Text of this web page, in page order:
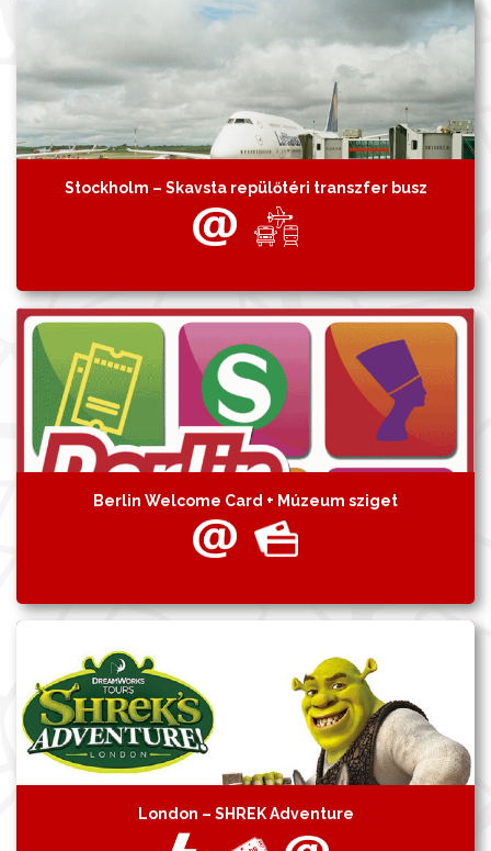
Stockholm – Skavsta repülőtéri transzfer busz
Berlin Welcome Card + Múzeum sziget
London – SHREK Adventure